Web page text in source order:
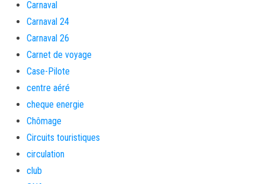
Carnaval
Carnaval 24
Carnaval 26
Carnet de voyage
Case-Pilote
centre aéré
cheque energie
Chômage
Circuits touristiques
circulation
club